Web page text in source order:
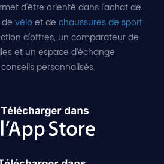
d'être orienté dans l'achat de
de véloet de chaussures de sport
d'offres, un comparateur de
et un espace d'échange
personnalisés.